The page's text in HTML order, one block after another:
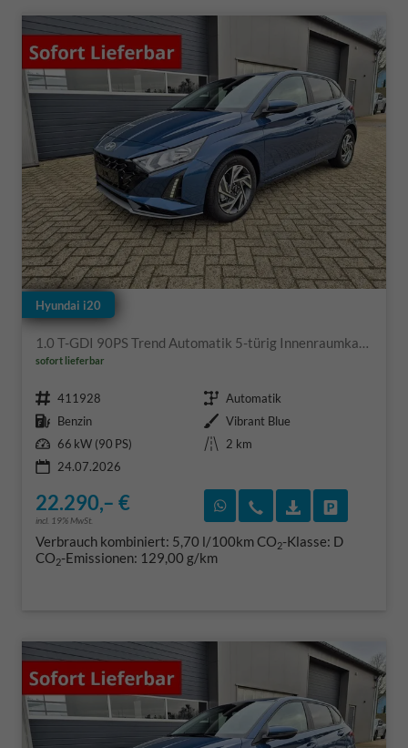
Hyundai i20
1.0 T-GDI 90PS Trend Automatik 5-türig Innenraumkamera 2xKeyless Klimaautomatik Sitzheizung Lenkradheizung Navi Rückf.Kamera PDC Apple CarPlay Android Auto Tempomat Touchscreen 16"LM
sofort lieferbar
Fahrzeugnr. 411928 Getriebe Automatik
Kraftstoff Benzin Außenfarbe Vibrant Blue
Leistung 66 kW (90 PS) Kilometerstand
2 km
24.07.2026
22.290,– €
incl. 19% MwSt.
Rückruf vereinbaren
Wir rufen Sie an
Verbrauch kombiniert: 5,70 l/100kmCO2-Klasse: D
CO2-Emissionen: 129,00 g/km